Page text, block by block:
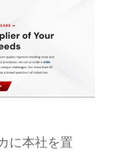
に本社を置